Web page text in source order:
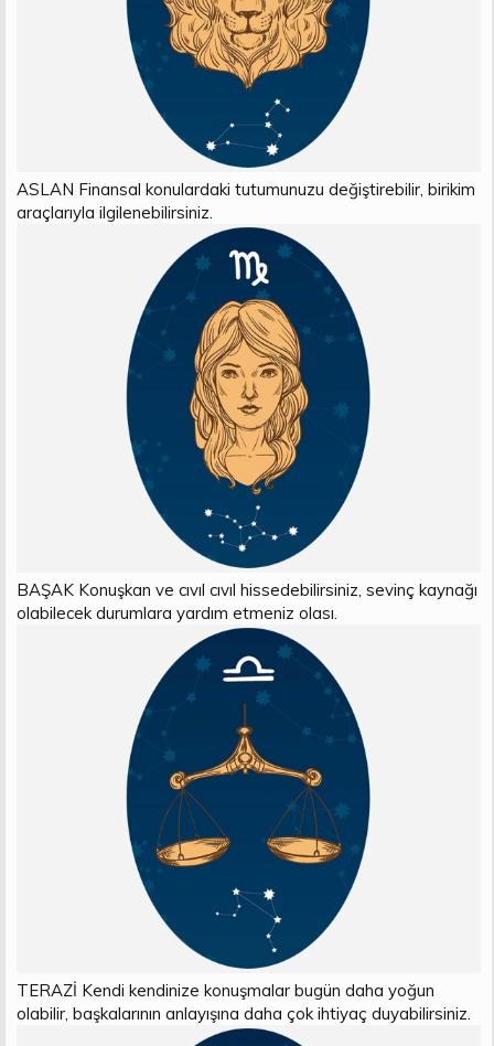
ASLAN Finansal konulardaki tutumunuzu değiştirebilir, birikim
araçlarıyla ilgilenebilirsiniz.
BAŞAK Konuşkan ve cıvıl cıvıl hissedebilirsiniz, sevinç kaynağı
olabilecek durumlara yardım etmeniz olası.
TERAZİ Kendi kendinize konuşmalar bugün daha yoğun
olabilir, başkalarının anlayışına daha çok ihtiyaç duyabilirsiniz.